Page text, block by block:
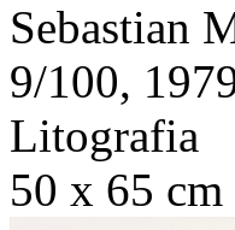
Sebastian
9/100,
Litografia
50 x 65 cm